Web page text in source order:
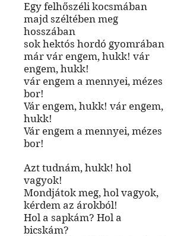
Egy felhőszéli kocsmában
majd széltében meg
hosszában
sok hektós hordó gyomrában
már vár engem, hukk! vár
engem, hukk!
vár engem a mennyei, mézes
bor!
Vár engem, hukk! vár engem,
hukk!
Vár engem a mennyei, mézes
bor!
Azt tudnám, hukk! hol
vagyok!
Mondjátok meg, hol vagyok,
kérdem az árokból!
Hol a sapkám? Hol a
bicskám?